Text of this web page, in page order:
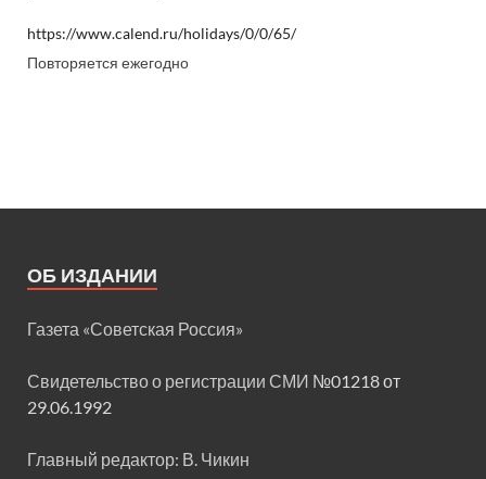
https://www.calend.ru/holidays/0/0/65/
Повторяется ежегодно
ОБ ИЗДАНИИ
Газета «Советская Россия»
Свидетельство о регистрации СМИ №01218 от
29.06.1992
Главный редактор: В. Чикин